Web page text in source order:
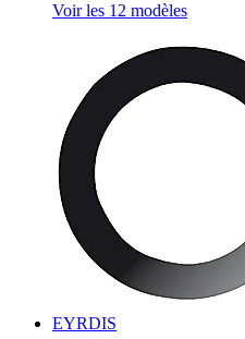
Voir les 12 modèles
EYRDIS